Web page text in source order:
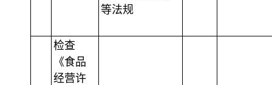
等法规
检查
《食品
经营许